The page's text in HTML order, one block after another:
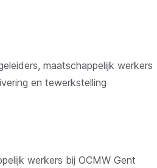
maatschappelijk werkers
en tewerkstelling
werkers bij OCMW Gent